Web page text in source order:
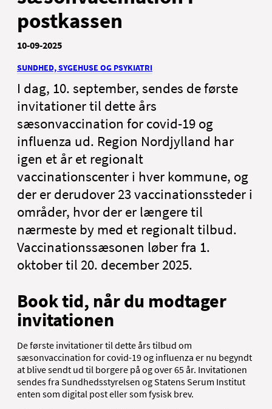
Kontakt
Nyheder, presse og kommunikation
For ansatte
English
postkassen
10-09-2025
SUNDHED, SYGEHUSE OG PSYKIATRI
I dag, 10. september, sendes de første
invitationer til dette års
sæsonvaccination for covid-19 og
influenza ud. Region Nordjylland har
igen et år et regionalt
vaccinationscenter i hver kommune, og
der er derudover 23 vaccinationssteder i
områder, hvor der er længere til
nærmeste by med et regionalt tilbud.
Vaccinationssæsonen løber fra 1.
oktober til 20. december 2025.
Book tid, når du modtager
invitationen
De første invitationer til dette års tilbud om
sæsonvaccination for covid-19 og influenza er nu begyndt
at blive sendt ud til borgere på og over 65 år. Invitationen
sendes fra Sundhedsstyrelsen og Statens Serum Institut
enten som digital post eller som fysisk brev.